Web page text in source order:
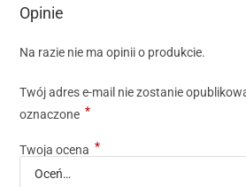
Opinie
Na razie nie ma opinii o produkcie.
Twój adres e-mail nie zostanie
oznaczone *
Twoja ocena *